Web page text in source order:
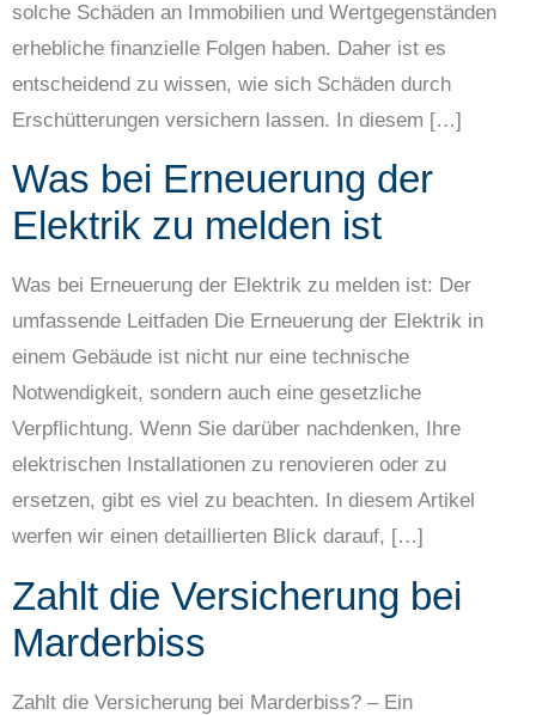
solche Schäden an Immobilien und Wertgegenständen
erhebliche finanzielle Folgen haben. Daher ist es
entscheidend zu wissen, wie sich Schäden durch
Erschütterungen versichern lassen. In diesem […]
Was bei Erneuerung der
Elektrik zu melden ist
Was bei Erneuerung der Elektrik zu melden ist: Der
umfassende Leitfaden Die Erneuerung der Elektrik in
einem Gebäude ist nicht nur eine technische
Notwendigkeit, sondern auch eine gesetzliche
Verpflichtung. Wenn Sie darüber nachdenken, Ihre
elektrischen Installationen zu renovieren oder zu
ersetzen, gibt es viel zu beachten. In diesem Artikel
werfen wir einen detaillierten Blick darauf, […]
Zahlt die Versicherung bei
Marderbiss
Zahlt die Versicherung bei Marderbiss? – Ein